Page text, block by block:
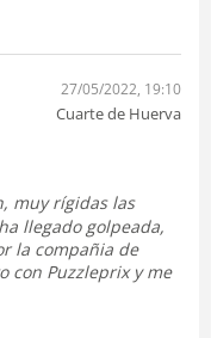
27/05/2022, 19:10
Cuarte de Huerva
llegado golpeada,
la compañia de
con Puzzleprix y me